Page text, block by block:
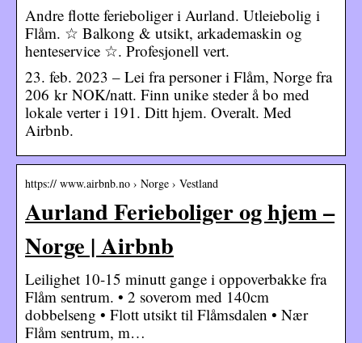
Andre flotte ferieboliger i Aurland. Utleiebolig i
Flåm. ☆ Balkong & utsikt, arkademaskin og
henteservice ☆. Profesjonell vert.
23. feb. 2023 – Lei fra personer i Flåm, Norge fra
206 kr NOK/natt. Finn unike steder å bo med
lokale verter i 191. Ditt hjem. Overalt. Med
Airbnb.
https:// www.airbnb.no › Norge › Vestland
Aurland Ferieboliger og hjem –
Norge | Airbnb
Leilighet 10-15 minutt gange i oppoverbakke fra
Flåm sentrum. • 2 soverom med 140cm
dobbelseng • Flott utsikt til Flåmsdalen • Nær
Flåm sentrum, m…